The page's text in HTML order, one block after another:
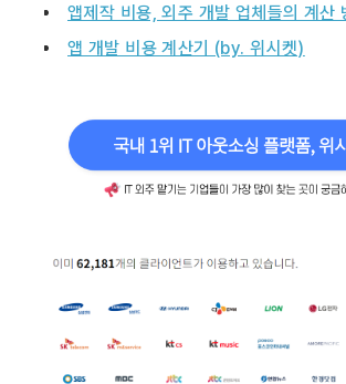
앱제작 비용, 외주 개발 업체들의 계산
앱 개발 비용 계산기 (by. 위시켓)